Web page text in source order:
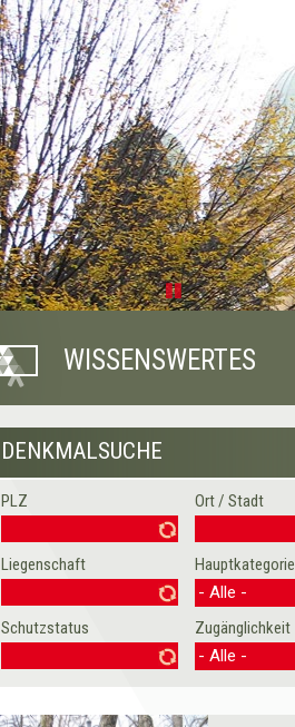
WISSENSWERTES
DENKMALSUCHE
PLZ Ort / Stadt
Liegenschaft Hauptkategorie
Schutzstatus Zugänglichkeit
Seiten